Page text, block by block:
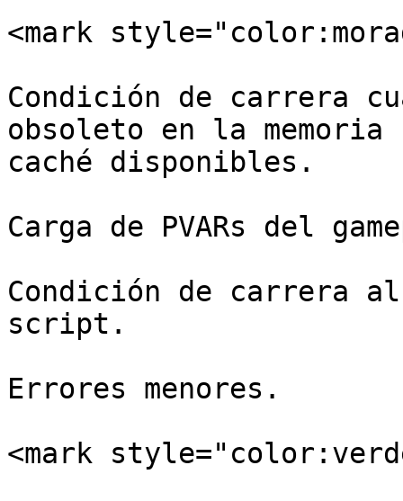
<mark
Condición de carrera
obsoleto en la
caché disponibles.
Carga de PVARs del
Condición de carrera
script.
Errores menores.
<mark